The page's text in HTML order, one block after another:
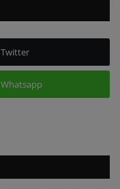
Twitter
Whatsapp